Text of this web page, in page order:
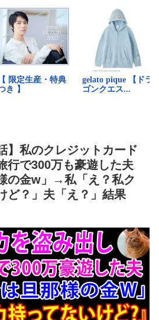
】私のクレジットカード
行で300万も豪遊した夫
の金w」→私「え？私ク
ど？」夫「え？」結果